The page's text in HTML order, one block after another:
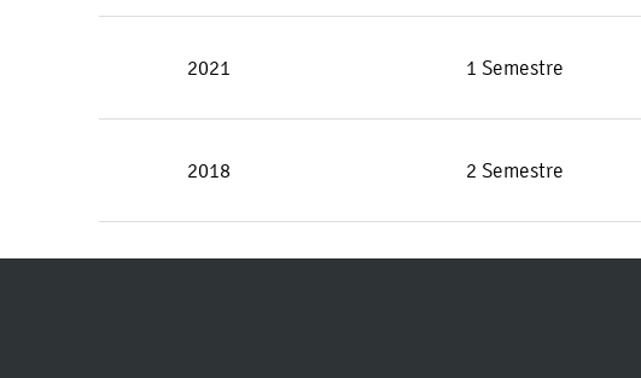
2021 1 Semestre
2018 2 Semestre